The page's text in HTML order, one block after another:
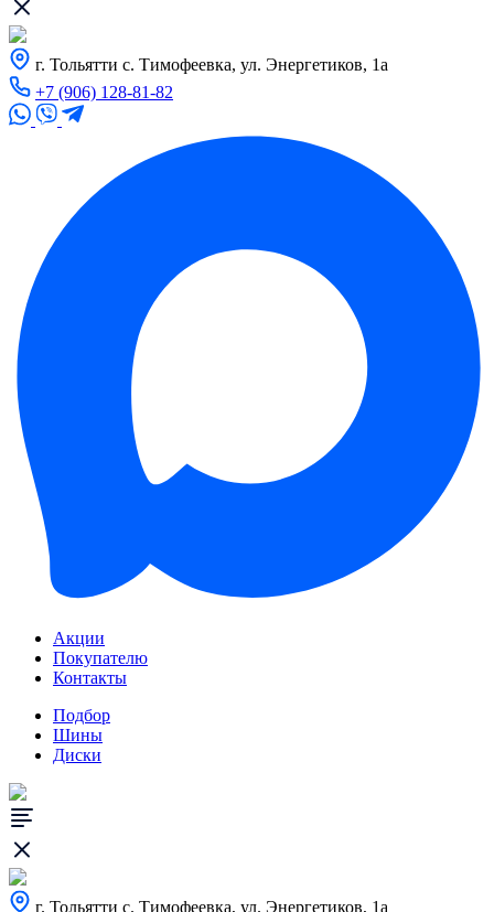
г. Тольятти с. Тимофеевка, ул. Энергетиков, 1а
+7 (906) 128-81-82
Акции
Покупателю
Контакты
Подбор
Шины
Диски
г. Тольятти с. Тимофеевка, ул. Энергетиков, 1а